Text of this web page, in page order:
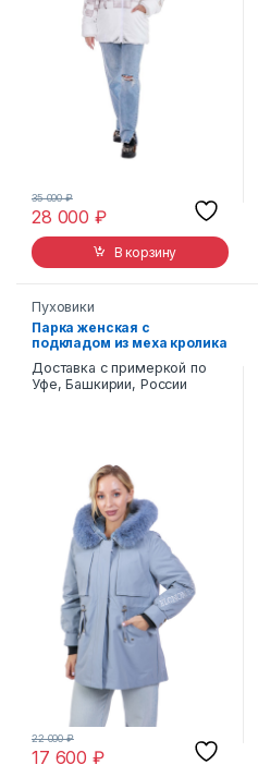
28 000₽
35 000₽
В корзину
Пуховики
Парка женская с
подкладом из меха кролика
Доставка с примеркой по
Уфе, Башкирии, России
17 600₽
22 000₽